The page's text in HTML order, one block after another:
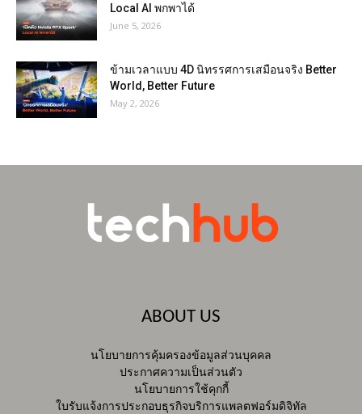
Local AI พกพาได้
June 5, 2026
ข้ามเวลาแบบ 4D นิทรรศการเสมือนจริง Better
World, Better Future
May 2, 2026
ABOUT US
นโยบายการคุ้มครองข้อมูลส่วนบุคคล
ประกาศความเป็นส่วนตัว
นโยบายการใช้คุกกี้
ใบรับแจ้งการประกอบธุรกิจบริการแพลตฟอร์มดิจิทัล